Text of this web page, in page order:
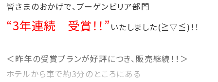
皆さまのおかげで、ブーゲンビリア部門
“3年連続 受賞！！” いたしました(≧▽≦)！！
＜昨年の受賞プランが好評につき、販売継続！！＞
ホテルから車で約3分のところにある